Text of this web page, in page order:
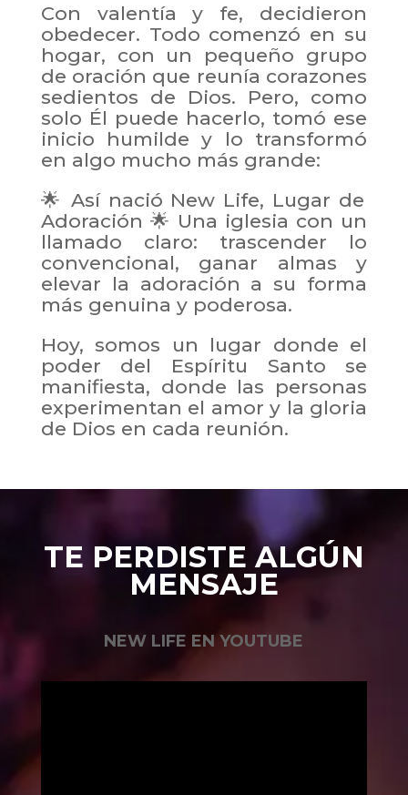
Con valentía y fe, decidieron
obedecer. Todo comenzó en su
hogar, con un pequeño grupo
de oración que reunía corazones
sedientos de Dios. Pero, como
solo Él puede hacerlo, tomó ese
inicio humilde y lo transformó
en algo mucho más grande:
🌟 Así nació New Life, Lugar de
Adoración 🌟 Una iglesia con un
llamado claro: trascender lo
convencional, ganar almas y
elevar la adoración a su forma
más genuina y poderosa.
Hoy, somos un lugar donde el
poder del Espíritu Santo se
manifiesta, donde las personas
experimentan el amor y la gloria
de Dios en cada reunión.
TE PERDISTE ALGÚN
MENSAJE
NEW LIFE EN YOUTUBE